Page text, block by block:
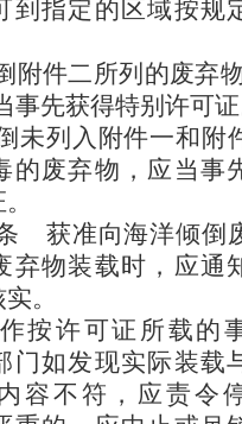
到指定的区域按规
附件二所列的废弃
事先获得特别许可证
未列入附件一和附
的废弃物，应当事
获准向海洋倾倒
弃物装载时，应通
。
按许可证所载的
门如发现实际装载
容不符，应责令